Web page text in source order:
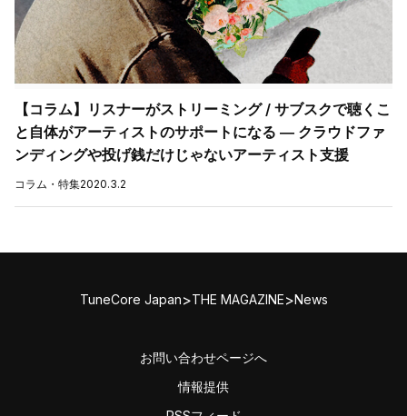
【コラム】リスナーがストリーミング / サブスクで聴くこ
と自体がアーティストのサポートになる ― クラウドファ
ンディングや投げ銭だけじゃないアーティスト支援
コラム・特集2020.3.2
TuneCore Japan>THE MAGAZINE>News
お問い合わせページへ
情報提供